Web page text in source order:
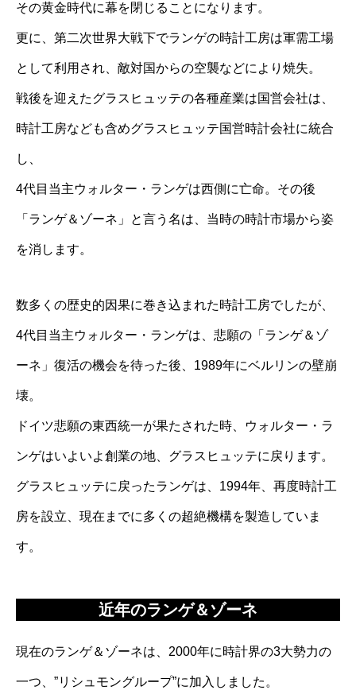
その黄金時代に幕を閉じることになります。
更に、第二次世界大戦下でランゲの時計工房は軍需工場
として利用され、敵対国からの空襲などにより焼失。
戦後を迎えたグラスヒュッテの各種産業は国営会社は、
時計工房なども含めグラスヒュッテ国営時計会社に統合
し、
4代目当主ウォルター・ランゲは西側に亡命。その後
「ランゲ＆ゾーネ」と言う名は、当時の時計市場から姿
を消します。
数多くの歴史的因果に巻き込まれた時計工房でしたが、
4代目当主ウォルター・ランゲは、悲願の「ランゲ＆ゾ
ーネ」復活の機会を待った後、1989年にベルリンの壁崩
壊。
ドイツ悲願の東西統一が果たされた時、ウォルター・ラ
ンゲはいよいよ創業の地、グラスヒュッテに戻ります。
グラスヒュッテに戻ったランゲは、1994年、再度時計工
房を設立、現在までに多くの超絶機構を製造していま
す。
近年のランゲ＆ゾーネ
現在のランゲ＆ゾーネは、2000年に時計界の3大勢力の
一つ、”リシュモングループ”に加入しました。